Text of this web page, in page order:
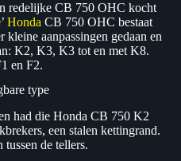
redelijke CB 750 OHC kocht
Honda CB 750 OHC bestaat
aanpassingen gedaan en
K2, K3, K3 tot en met K8.
en F2.
type
had die Honda CB 750 K2
een stalen kettingrand.
de tellers.